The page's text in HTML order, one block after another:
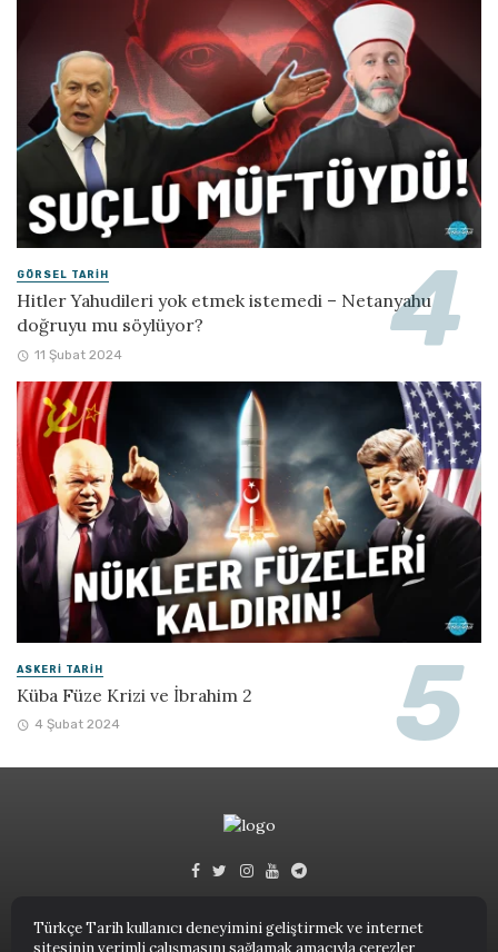
Türkçe Tarih kullanıcı deneyimini geliştirmek ve internet
sitesinin verimli çalışmasını sağlamak amacıyla çerezler
GÖRSEL TARIH
Hitler Yahudileri yok etmek istemedi – Netanyahu
doğruyu mu söylüyor?
11 Şubat 2024
ASKERI TARIH
Küba Füze Krizi ve İbrahim 2
4 Şubat 2024